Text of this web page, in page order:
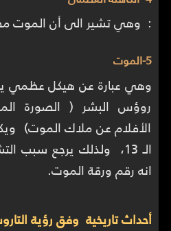
: وهي تشير الى أن الموت
5-الموت
وهي عبارة عن هيكل عظمي
روؤس البشر ( الصورة
الأفلام عن ملاك الموت)
انه رقم ورقة الموت.
أحداث تاريخية وفق رؤية